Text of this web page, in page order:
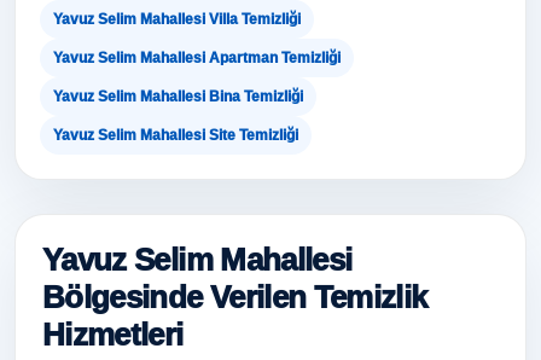
Yavuz Selim Mahallesi Villa Temizliği
Yavuz Selim Mahallesi Apartman Temizliği
Yavuz Selim Mahallesi Bina Temizliği
Yavuz Selim Mahallesi Site Temizliği
Yavuz Selim Mahallesi
Bölgesinde Verilen Temizlik
Hizmetleri